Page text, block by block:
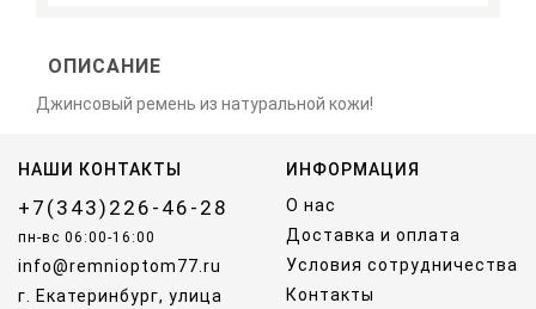
ОПИСАНИЕ
Джинсовый ремень из натуральной кожи!
НАШИ КОНТАКТЫ
+7(343)226-46-28
пн-вс 06:00-16:00
info@remnioptom77.ru
г. Екатеринбург, улица
ИНФОРМАЦИЯ
О нас
Доставка и оплата
Условия сотрудничества
Контакты